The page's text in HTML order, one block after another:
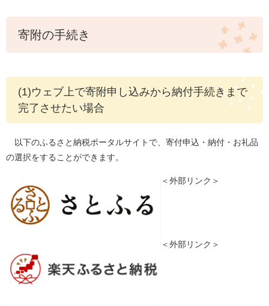
寄附の手続き
(1)ウェブ上で寄附申し込みから納付手続きまで
完了させたい場合
以下のふるさと納税ポータルサイトで、寄付申込・納付・お礼品
の選択をすることができます。
＜外部リンク＞
＜外部リンク＞